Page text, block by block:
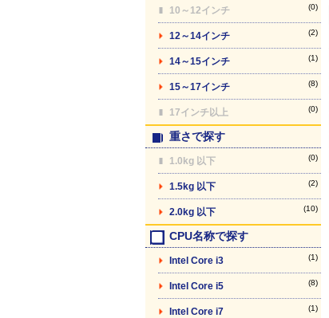
10～12インチ (0)
12～14インチ (2)
14～15インチ (1)
15～17インチ (8)
17インチ以上 (0)
重さで探す
1.0kg 以下 (0)
1.5kg 以下 (2)
2.0kg 以下 (10)
CPU名称で探す
Intel Core i3 (1)
Intel Core i5 (8)
Intel Core i7 (1)